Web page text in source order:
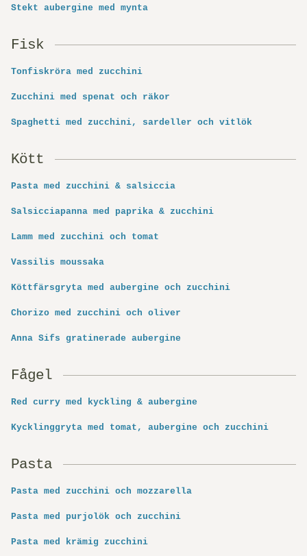
Stekt aubergine med mynta
Fisk
Tonfiskröra med zucchini
Zucchini med spenat och räkor
Spaghetti med zucchini, sardeller och vitlök
Kött
Pasta med zucchini & salsiccia
Salsicciapanna med paprika & zucchini
Lamm med zucchini och tomat
Vassilis moussaka
Köttfärsgryta med aubergine och zucchini
Chorizo med zucchini och oliver
Anna Sifs gratinerade aubergine
Fågel
Red curry med kyckling & aubergine
Kycklinggryta med tomat, aubergine och zucchini
Pasta
Pasta med zucchini och mozzarella
Pasta med purjolök och zucchini
Pasta med krämig zucchini